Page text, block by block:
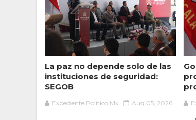
La paz no depende solo de las
instituciones de seguridad:
SEGOB
Expediente Político.Mx Aug 05, 2026